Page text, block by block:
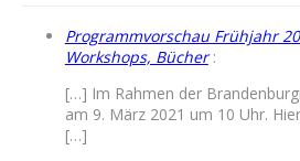
Programmvorschau Frühjahr
Workshops, Bücher :
[…] Im Rahmen der
am 9. März 2021 um 10 Uhr.
[…]